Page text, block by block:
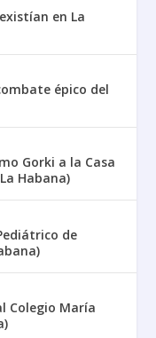
en La
épico del
Gorki a la Casa
Habana)
de
Colegio María